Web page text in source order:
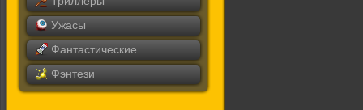
Ужасы
Фантастические
Фэнтези